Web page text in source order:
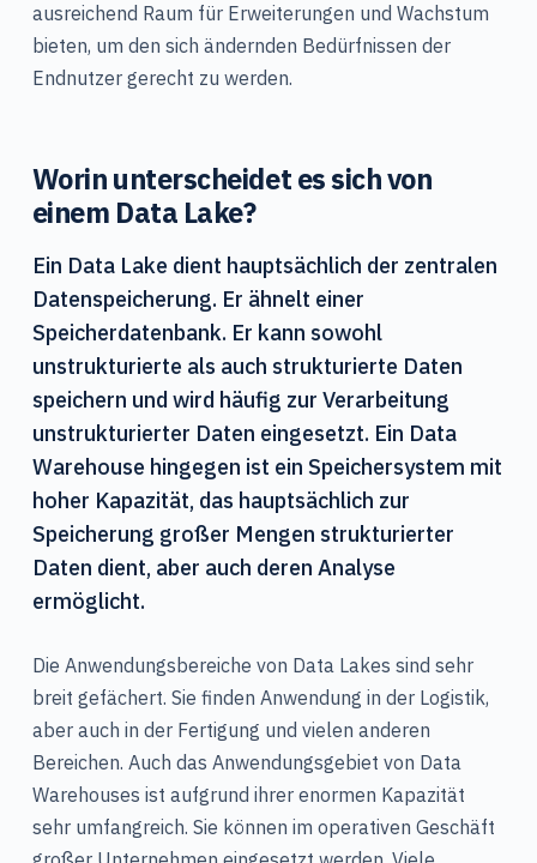
ausreichend Raum für Erweiterungen und Wachstum
bieten, um den sich ändernden Bedürfnissen der
Endnutzer gerecht zu werden.
Worin unterscheidet es sich von
einem Data Lake?
Ein Data Lake dient hauptsächlich der zentralen
Datenspeicherung. Er ähnelt einer
Speicherdatenbank. Er kann sowohl
unstrukturierte als auch strukturierte Daten
speichern und wird häufig zur Verarbeitung
unstrukturierter Daten eingesetzt. Ein Data
Warehouse hingegen ist ein Speichersystem mit
hoher Kapazität, das hauptsächlich zur
Speicherung großer Mengen strukturierter
Daten dient, aber auch deren Analyse
ermöglicht.
Die Anwendungsbereiche von Data Lakes sind sehr
breit gefächert. Sie finden Anwendung in der Logistik,
aber auch in der Fertigung und vielen anderen
Bereichen. Auch das Anwendungsgebiet von Data
Warehouses ist aufgrund ihrer enormen Kapazität
sehr umfangreich. Sie können im operativen Geschäft